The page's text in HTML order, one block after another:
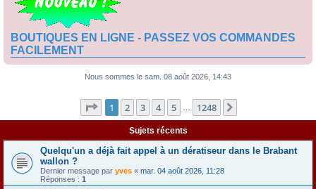
BOUTIQUES EN LIGNE - PASSEZ VOS COMMANDES
FACILEMENT
Nous sommes le sam. 08 août 2026, 14:43
Page 1sur1248
1 2 3 4 5 1248
Sujets récents
Quelqu'un a déjà fait appel à un dératiseur dans le Brabant
wallon ?
Dernier message par yves « mar. 04 août 2026, 11:28
Réponses : 1